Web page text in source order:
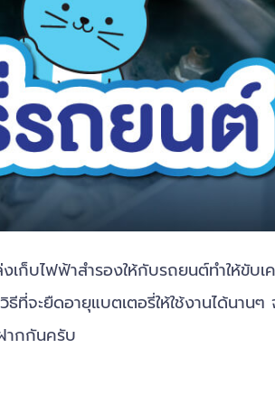
บไฟฟ้าสำรองให้กับรถยนต์ทำให้ขับเ
จะยืดอายุแบตเตอรี่ให้ใช้งานได้นานๆ
ากกันครับ